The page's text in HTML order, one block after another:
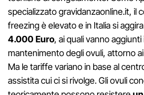
specializzato gravidanzaonline.it, il
freezing è elevato e in Italia si
4.000 Euro, ai quali vanno
mantenimento degli ovuli, attorno ai
Ma le tariffe variano in base al
assistita cui ci si rivolge. Gli ovuli